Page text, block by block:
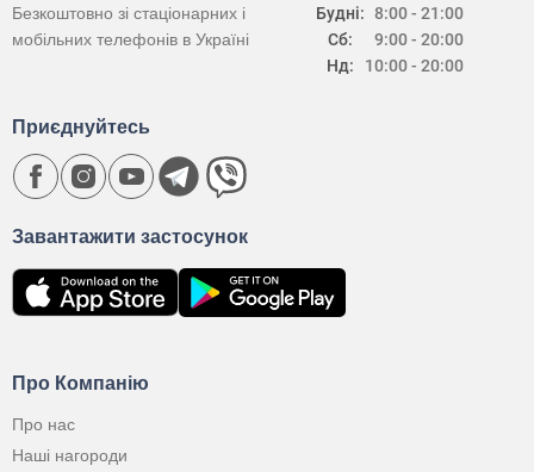
Будні:
Сб:
Нд:
8:00 - 21:00
9:00 - 20:00
10:00 - 20:00
Безкоштовно зі стаціонарних і
мобільних телефонів в Україні
Про Компанію
Про нас
Наші нагороди
Завантажити застосунок
Приєднуйтесь